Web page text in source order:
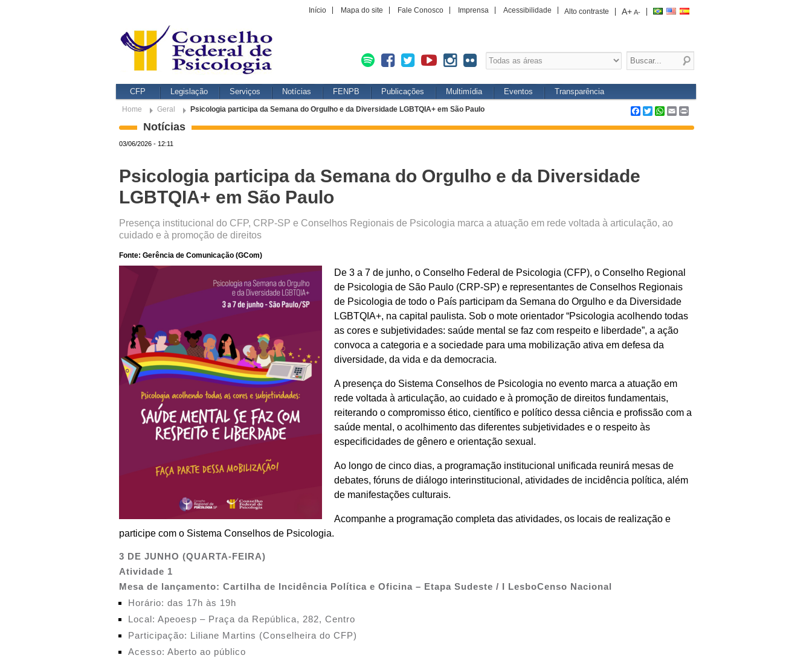
A+ A-
Alto contraste
Início Mapa do site Fale Conosco Imprensa Acessibilidade
CFP Legislação Serviços Notícias FENPB Publicações Multimídia Eventos Transparência
Home Geral Psicologia participa da Semana do Orgulho e da Diversidade LGBTQIA+ em São Paulo Facebook
TwitterWhatsApp
Email
Notícias
03/06/2026 - 12:11
Psicologia participa da Semana do Orgulho e da Diversidade
LGBTQIA+ em São Paulo
Presença institucional do CFP, CRP-SP e Conselhos Regionais de Psicologia marca a atuação em rede voltada à articulação, ao
cuidado e à promoção de direitos
Fonte: Gerência de Comunicação (GCom)
De 3 a 7 de junho, o Conselho Federal de Psicologia (CFP), o Conselho Regional
de Psicologia de São Paulo (CRP-SP) e representantes de Conselhos Regionais
de Psicologia de todo o País participam da Semana do Orgulho e da Diversidade
LGBTQIA+, na capital paulista. Sob o mote orientador “Psicologia acolhendo todas
as cores e subjetividades: saúde mental se faz com respeito e liberdade”, a ação
convoca a categoria e a sociedade para uma mobilização ativa em defesa da
diversidade, da vida e da democracia.
A presença do Sistema Conselhos de Psicologia no evento marca a atuação em
rede voltada à articulação, ao cuidado e à promoção de direitos fundamentais,
reiterando o compromisso ético, científico e político dessa ciência e profissão com a
saúde mental, o acolhimento das diferentes subjetividades e o respeito às
especificidades de gênero e orientação sexual.
Ao longo de cinco dias, a programação institucional unificada reunirá mesas de
debates, fóruns de diálogo interinstitucional, atividades de incidência política, além
de manifestações culturais.
Acompanhe a programação completa das atividades, os locais de realização e
participe com o Sistema Conselhos de Psicologia.
3 DE JUNHO (QUARTA-FEIRA)
Atividade 1
Mesa de lançamento: Cartilha de Incidência Política e Oficina – Etapa Sudeste / I LesboCenso Nacional
Horário: das 17h às 19h
Local: Apeoesp – Praça da República, 282, Centro
Participação: Liliane Martins (Conselheira do CFP)
Acesso: Aberto ao público